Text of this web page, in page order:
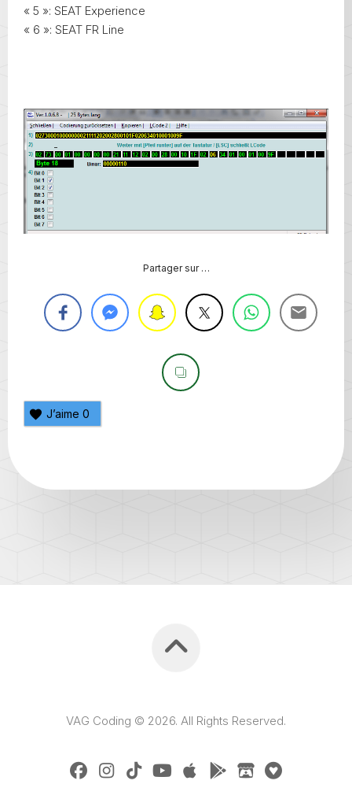
« 5 »: SEAT Experience
« 6 »: SEAT FR Line
Partager sur …
J’aime 0
VAG Coding © 2026. All Rights Reserved.